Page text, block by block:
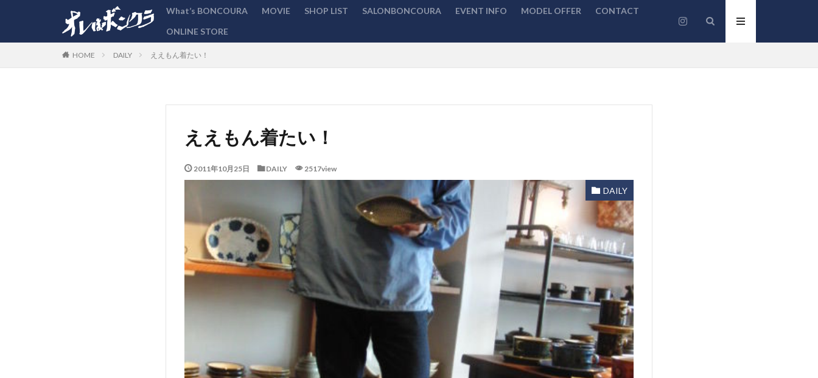
What’s BONCOURA MOVIE SHOP LIST SALONBONCOURA EVENT INFO MODEL OFFER
CONTACT
ONLINE STORE
HOME DAILY ええもん着たい！
ええもん着たい！
2011年10月25日 DAILY 2517view
DAILY
カテゴリー
検索